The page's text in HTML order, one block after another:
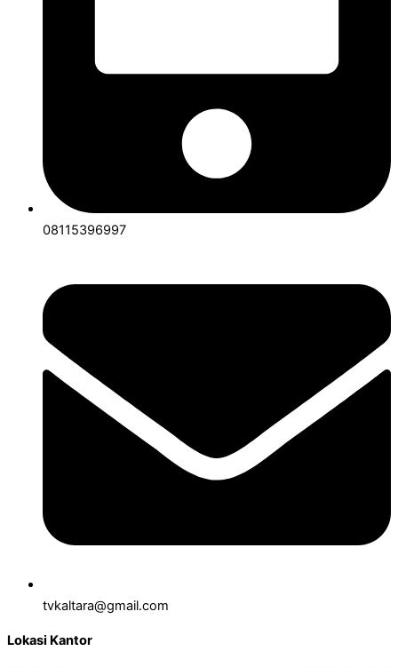
08115396997
tvkaltara@gmail.com
Lokasi Kantor